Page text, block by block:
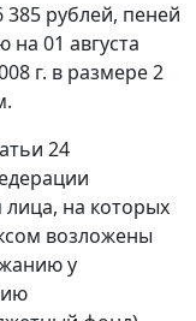
рублей, пеней
на 01 августа
г. в размере 2
24
на которых
возложены
у